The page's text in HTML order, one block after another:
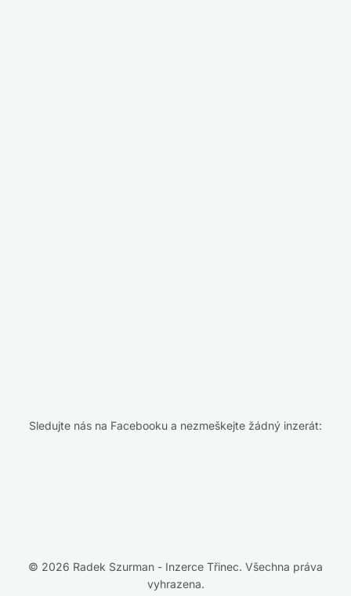
Sledujte nás na Facebooku a nezmeškejte žádný inzerát:
© 2026 Radek Szurman - Inzerce Třinec. Všechna práva
vyhrazena.